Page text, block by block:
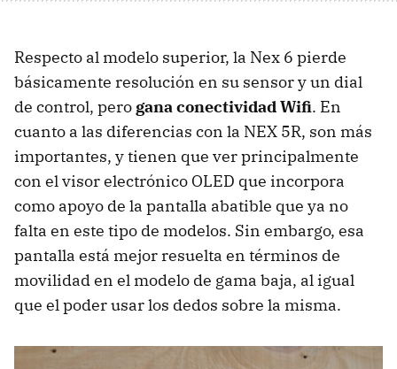
Respecto al modelo superior, la Nex 6 pierde
básicamente resolución en su sensor y un dial
de control, pero gana conectividad Wifi. En
cuanto a las diferencias con la NEX 5R, son más
importantes, y tienen que ver principalmente
con el visor electrónico OLED que incorpora
como apoyo de la pantalla abatible que ya no
falta en este tipo de modelos. Sin embargo, esa
pantalla está mejor resuelta en términos de
movilidad en el modelo de gama baja, al igual
que el poder usar los dedos sobre la misma.